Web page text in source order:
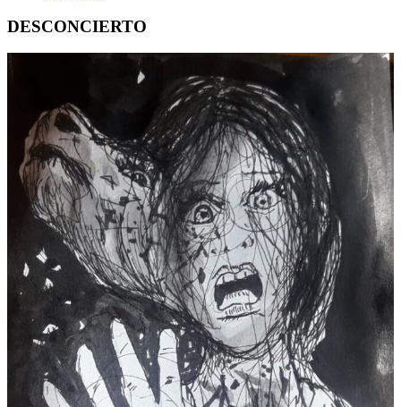
DESCONCIERTO